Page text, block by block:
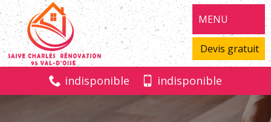
MENU
Devis gratuit
indisponible indisponible